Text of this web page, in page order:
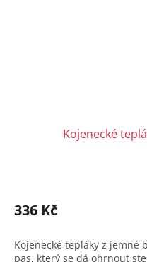
Kojenecké
336 Kč
Kojenecké tepláky z jemné
pas, který se dá ohrnout